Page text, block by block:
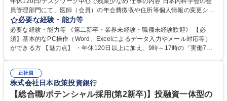
員管理部門にて、医師（会員）の年会費徴収や住所等個人情報の変更シス
テム入力、電話・FAX対応をお任せします。将来的には、各種委員会の運
営事務局業務などにも幅広く携わっていただきます。 【会員管理・データ
入力業務】 ・医師（会員）の住所変更、個人情報のシステム登録・更新
・年会費の徴収管理や入金データの照合確認 【問い合わせ対応】 ・会員
年休120日/デスクワーク中心で残業少なめ
必要な経験・能力等
必要な経験・能力等 《第二新卒・業界未経験・職種未経験歓迎》 【必
須】基本的なPC操作（Word、Excelによるデータ入力やメール対応等）
ができる方 【魅力点】 ・年休120日以上に加え、9時～17時の「実働7時
整、資料作成、当日の運営サポート 学歴・資格 学歴：大学院 大学 語学
力： 資格：
正社員
株式会社日本政策投資銀行
【総合職/ポテンシャル採用(第2新卒)】投融資一体型の